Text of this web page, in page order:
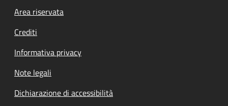
Footer menu
Area riservata
Crediti
Informativa privacy
Note legali
Dichiarazione di accessibilità